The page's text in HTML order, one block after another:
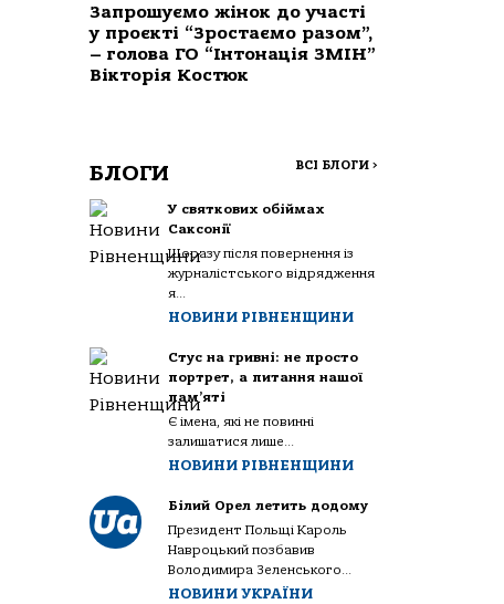
Запрошуємо жінок до участі
у проєкті “Зростаємо разом”,
– голова ГО “Інтонація ЗМІН”
Вікторія Костюк
БЛОГИ ВСІ БЛОГИ >
У святкових обіймах
Саксонії
Щоразу після повернення із
журналістського відрядження
я...
НОВИНИ РІВНЕНЩИНИ
Стус на гривні: не просто
портрет, а питання нашої
пам’яті
Є імена, які не повинні
залишатися лише...
НОВИНИ РІВНЕНЩИНИ
Білий Орел летить додому
Президент Польщі Кароль
Навроцький позбавив
Володимира Зеленського...
НОВИНИ УКРАЇНИ